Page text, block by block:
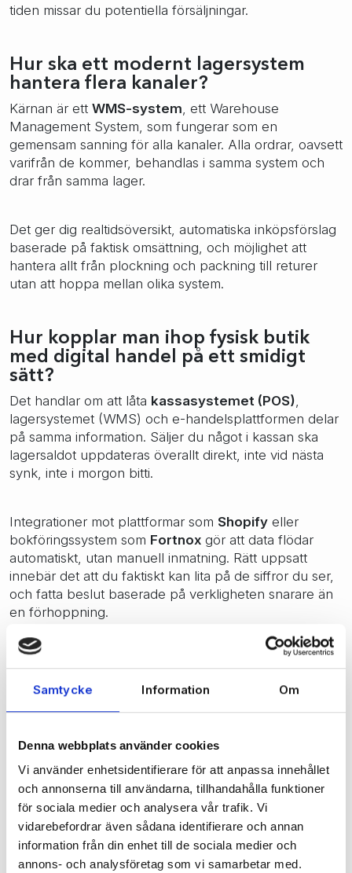
Samtycke Information Om
Denna webbplats använder cookies
Vi använder enhetsidentifierare för att anpassa innehållet
och annonserna till användarna, tillhandahålla funktioner
för sociala medier och analysera vår trafik. Vi
vidarebefordrar även sådana identifierare och annan
information från din enhet till de sociala medier och
annons- och analysföretag som vi samarbetar med.
tiden missar du potentiella försäljningar.
Hur ska ett modernt lagersystem
hantera flera kanaler?
Kärnan är ett WMS-system, ett Warehouse
Management System, som fungerar som en
gemensam sanning för alla kanaler. Alla ordrar, oavsett
varifrån de kommer, behandlas i samma system och
drar från samma lager.
Det ger dig realtidsöversikt, automatiska inköpsförslag
baserade på faktisk omsättning, och möjlighet att
hantera allt från plockning och packning till returer
utan att hoppa mellan olika system.
Hur kopplar man ihop fysisk butik
med digital handel på ett smidigt
sätt?
Det handlar om att låta kassasystemet (POS),
lagersystemet (WMS) och e-handelsplattformen delar
på samma information. Säljer du något i kassan ska
lagersaldot uppdateras överallt direkt, inte vid nästa
synk, inte i morgon bitti.
Integrationer mot plattformar som Shopify eller
bokföringssystem som Fortnox gör att data flödar
automatiskt, utan manuell inmatning. Rätt uppsatt
innebär det att du faktiskt kan lita på de siffror du ser,
och fatta beslut baserade på verkligheten snarare än
en förhoppning.
Exempel: när lagret styrs från en
gemensam källa
Tänk dig ett klädföretag med fysisk butik och
lagersaldot direkt även online. Om en kund returnerar
en vara i butiken blir den tillgänglig i webshopen
direkt.
Med din e-handel synkad med Specter POS och dess
integrerade lagersystem samlas butik, lager och
webbshop i samma flöde. Det minskar risken för